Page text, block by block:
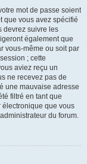
mot de passe soient
que vous avez spécifié
devrez suivre les
également que
vous-même ou soit par
; cette
aviez reçu un
ne recevez pas de
une mauvaise adresse
filtré en tant que
électronique que vous
du forum.